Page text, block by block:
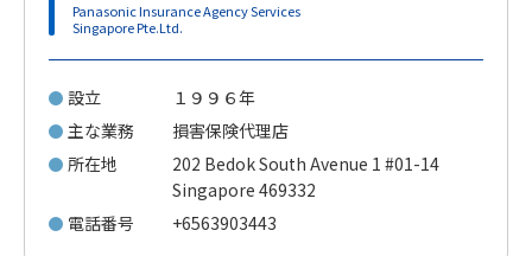
Panasonic Insurance Agency Services
Singapore Pte.Ltd.
設立
１９９６年
主な業務
損害保険代理店
所在地
202 Bedok South Avenue 1 #01-14
Singapore 469332
電話番号
+6563903443